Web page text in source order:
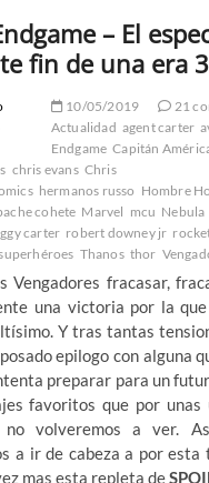
– El
fin de una era
10/05/2019
21
Actualidad agent carter
Endgame Capitán
chris evans Chris
hermanos russo Hombre
cohete Marvel mcu Nebula
carter robert downey jr
Thanos thor
Vengadores fracasar,
una victoria por la
Y tras tantas
epilogo con alguna
preparar para un
favoritos que por unas
no volveremos a ver.
a ir de cabeza a por
mas esta repleta de